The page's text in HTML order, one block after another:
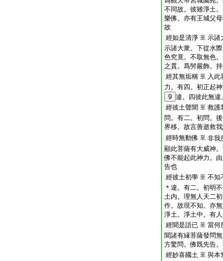
不同故。彼雖淨土
樂佛。亦有王城父
故
經如是清淨 至 示諸
示諸大衆。下從水
色究竟。不取無色
之貫。爲髣嚴飾。
經其無垢稱 至 入
力。有四。初正起
9 違。四彼此無違
經彼土聲聞 至 救護
問。有二。初問。
界移。故言善逝救
經時無動佛 至 非我
顯此菩薩有大威神
佛不能起此神力。
告也
經彼土初學 至 不知
＊違。有二。初明
土内。理無人天二
作。故現不知。亦
淨土。淨土中。有
經聞是語已 至 當何
聞諸有縁菩薩發問
方驚問。佛既先告
經妙喜國土 至 與本